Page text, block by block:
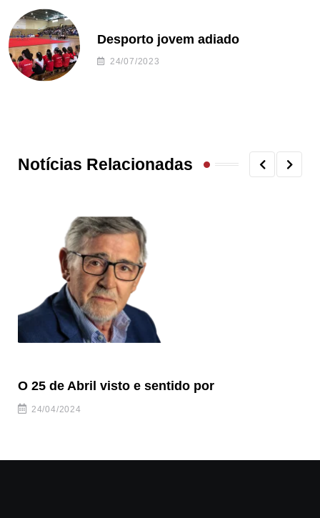
Desporto jovem adiado
24/07/2023
Notícias Relacionadas
O 25 de Abril visto e sentido por
24/04/2024